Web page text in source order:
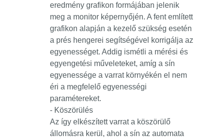
eredmény grafikon formájában jelenik
meg a monitor képernyőjén. A fent említett
grafikon alapján a kezelő szükség esetén
a prés hengerei segítségével korrigálja az
egyenességet. Addig ismétli a mérési és
egyengetési műveleteket, amíg a sín
egyenessége a varrat környékén el nem
éri a megfelelő egyenességi
paramétereket.
- Köszörülés
Az így elkészített varrat a köszörülő
állomásra kerül, ahol a sín az automata